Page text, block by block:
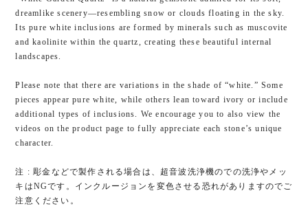
dreamlike scenery—resembling snow or clouds floating in the sky.
Its pure white inclusions are formed by minerals such as muscovite
and kaolinite within the quartz, creating these beautiful internal
landscapes.
Please note that there are variations in the shade of “white.” Some
pieces appear pure white, while others lean toward ivory or include
additional types of inclusions. We encourage you to also view the
videos on the product page to fully appreciate each stone’s unique
character.
注 : 彫金などで製作される場合は、超音波洗浄機のでの洗浄やメッ
キはNGです。インクルージョンを変色させる恐れがありますのでご
注意ください。